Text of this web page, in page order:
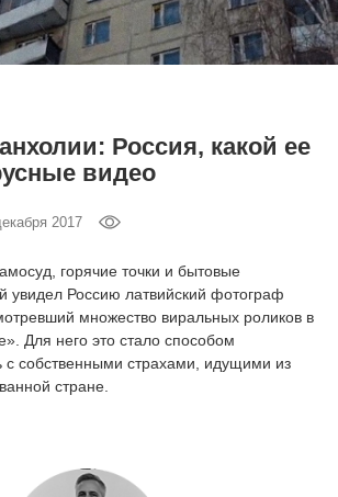
Россия, какой ее
видео
2017
горячие точки и бытовые
увидел Россию латвийский фотограф
множество виральных роликов в
Для него это стало способом
с собственными страхами, идущими из
стране.